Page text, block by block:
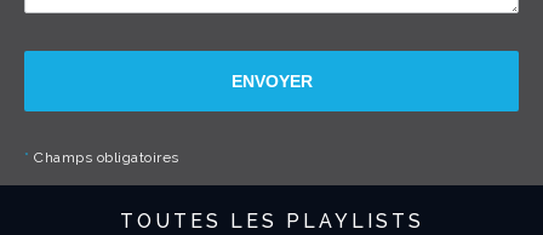
ENVOYER
* Champs obligatoires
TOUTES LES PLAYLISTS